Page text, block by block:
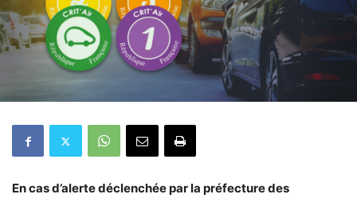
En cas d’alerte déclenchée par la préfecture des